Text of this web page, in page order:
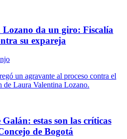
da un giro: Fiscalía
su expareja
un agravante al proceso contra el
de Laura Valentina Lozano.
estas son las críticas
de Bogotá